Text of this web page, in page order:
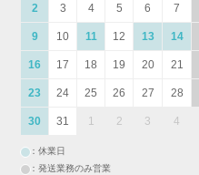
2 3 4 5 6 7
9 10 11 12 13 14
16 17 18 19 20 21
23 24 25 26 27 28
30 31 1 2 3 4
：休業日
：発送業務のみ営業